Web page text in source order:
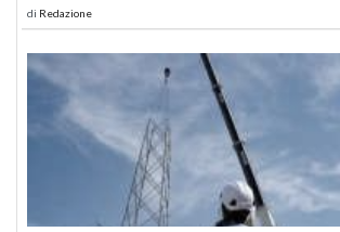
di Redazione